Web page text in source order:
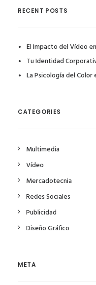
RECENT POSTS
El Impacto del Vídeo
Tu Identidad
La Psicología del
CATEGORIES
Multimedia
Vídeo
Mercadotecnia
Redes Sociales
Publicidad
Diseño Gráfico
META